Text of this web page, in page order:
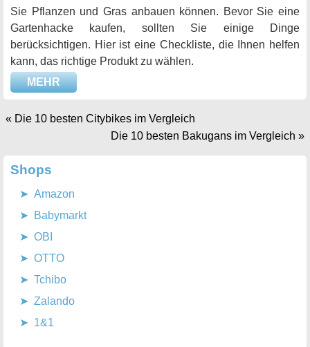
Sie Pflanzen und Gras anbauen können. Bevor Sie eine
Gartenhacke kaufen, sollten Sie einige Dinge
berücksichtigen. Hier ist eine Checkliste, die Ihnen helfen
kann, das richtige Produkt zu wählen.
MEHR
« Die 10 besten Citybikes im Vergleich
Die 10 besten Bakugans im Vergleich »
Shops
Amazon
Babymarkt
OBI
OTTO
Tchibo
Zalando
1&1